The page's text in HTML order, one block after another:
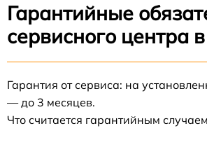
Гарантийные
сервисного центра
Гарантия от сервиса: на
— до 3 месяцев.
Что считается гарантийным